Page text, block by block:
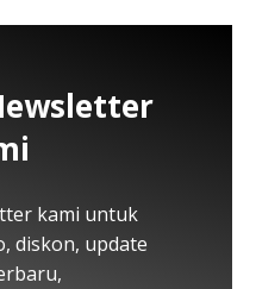
kami untuk
diskon, update